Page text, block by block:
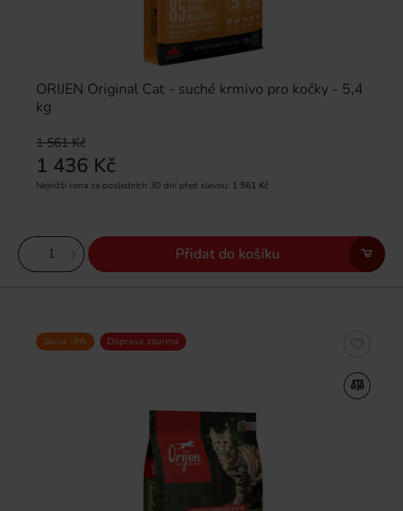
ORIJEN Original Cat - suché krmivo pro kočky - 5,4
kg
1 561 Kč
1 436 Kč
Nejnižší cena za posledních 30 dní před slevou: 1 561 Kč
Přidat do košíku
Sleva -8% Doprava zdarma